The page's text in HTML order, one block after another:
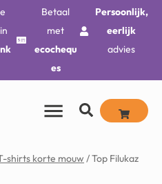
Betaal
met
ecochequ
es
Persoonlijk,
eerlijk
advies
shirts korte mouw / Top Filukaz